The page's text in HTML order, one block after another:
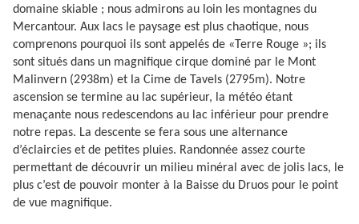
domaine skiable ; nous admirons au loin les montagnes du
Mercantour. Aux lacs le paysage est plus chaotique, nous
comprenons pourquoi ils sont appelés de «Terre Rouge »; ils
sont situés dans un magnifique cirque dominé par le Mont
Malinvern (2938m) et la Cime de Tavels (2795m). Notre
ascension se termine au lac supérieur, la météo étant
menaçante nous redescendons au lac inférieur pour prendre
notre repas. La descente se fera sous une alternance
d’éclaircies et de petites pluies. Randonnée assez courte
permettant de découvrir un milieu minéral avec de jolis lacs, le
plus c’est de pouvoir monter à la Baisse du Druos pour le point
de vue magnifique.